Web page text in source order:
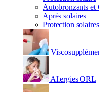
Autobronzants et
Après solaires
Protection
Allergies ORL